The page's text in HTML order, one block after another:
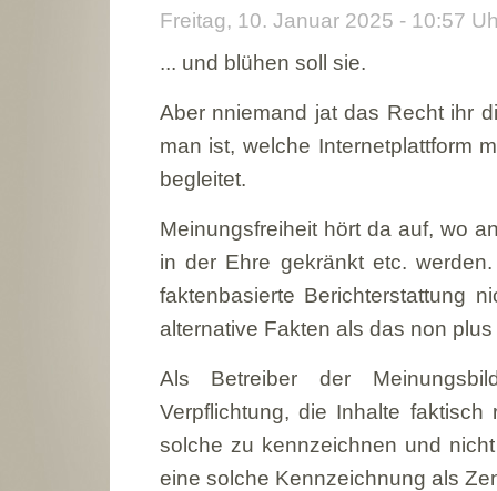
Freitag, 10. Januar 2025 - 10:57
... und blühen soll sie.
Aber nniemand jat das Recht ihr
man ist, welche Internetplattform
begleitet.
Meinungsfreiheit hört da auf, wo
in der Ehre gekränkt etc.
faktenbasierte Berichterstattung
alternative Fakten als das non
Als Betreiber der
Verpflichtung, die Inhalte
solche zu kennzeichnen und
eine solche Kennzeichnung als